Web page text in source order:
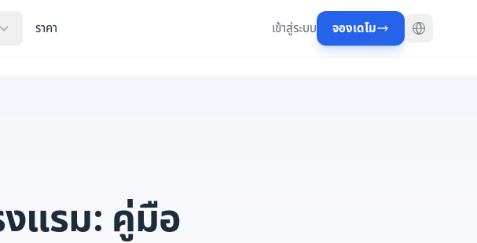
ราคา เข้าสู่ระบบ จองเดโม
งแรม: คู่มือ